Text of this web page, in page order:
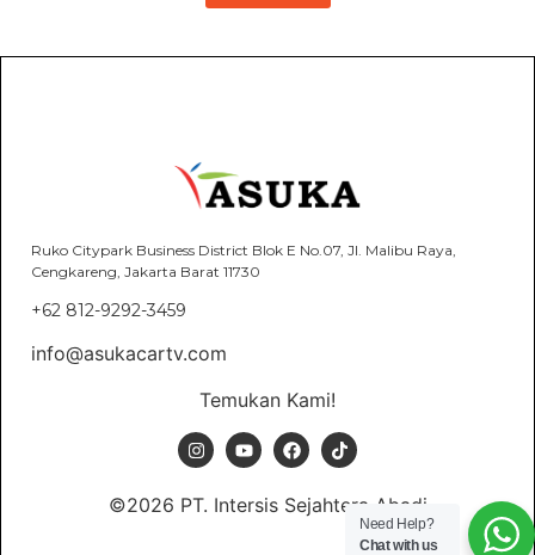
Ruko Citypark Business District Blok E No.07, Jl. Malibu Raya,
Cengkareng, Jakarta Barat 11730
+62 812-9292-3459
info@asukacartv.com
Temukan Kami!
©2026 PT. Intersis Sejahtera Abadi
Need Help?
Chat with us